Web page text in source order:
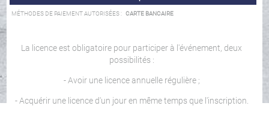
MÉTHODES DE PAIEMENT AUTORISÉES : CARTE BANCAIRE
La licence est obligatoire pour participer à l'événement, deux
possibilités :
- Avoir une licence annuelle régulière ;
- Acquérir une licence d'un jour en même temps que l'inscription.